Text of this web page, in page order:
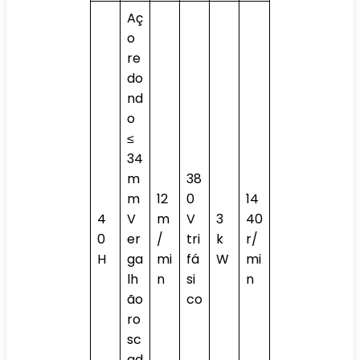
4
0
H
Aç
o
re
do
nd
o
≤
34
m
m
V
er
ga
lh
ão
ro
sc
12
m
/
mi
n
38
0
V
tri
fá
si
co
3
k
W
14
40
r/
mi
n